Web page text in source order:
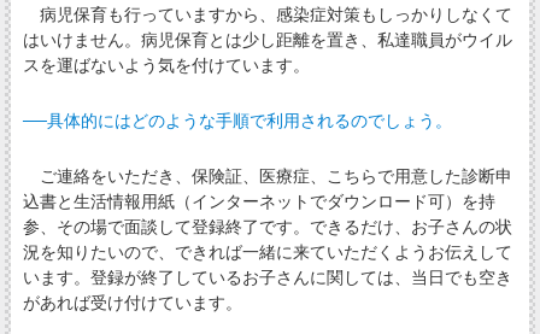
病児保育も行っていますから、感染症対策もしっかりしなくて
はいけません。病児保育とは少し距離を置き、私達職員がウイル
スを運ばないよう気を付けています。
──具体的にはどのような手順で利用されるのでしょう。
ご連絡をいただき、保険証、医療症、こちらで用意した診断申
込書と生活情報用紙（インターネットでダウンロード可）を持
参、その場で面談して登録終了です。できるだけ、お子さんの状
況を知りたいので、できれば一緒に来ていただくようお伝えして
います。登録が終了しているお子さんに関しては、当日でも空き
があれば受け付けています。